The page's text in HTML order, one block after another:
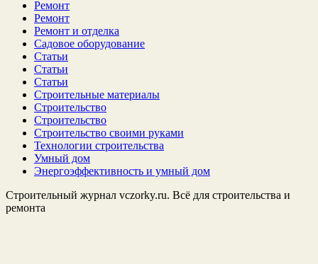
Ремонт
Ремонт
Ремонт и отделка
Садовое оборудование
Статьи
Статьи
Статьи
Строительные материалы
Строительство
Строительство
Строительство своими руками
Технологии строительства
Умный дом
Энергоэффективность и умный дом
Строительный журнал vczorky.ru. Всё для строительства и
ремонта